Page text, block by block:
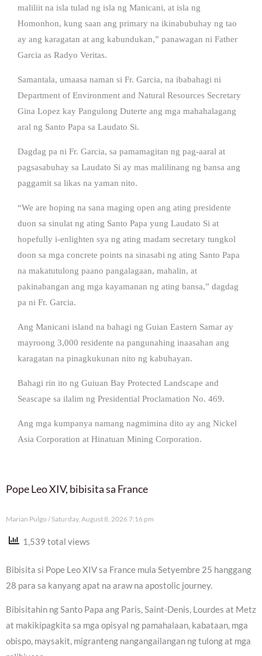
maliliit na isla tulad ng isla ng Manicani, at isla ng
Homonhon, kung saan ang primary na ikinabubuhay ng tao
ay ang karagatan at ang kabundukan,” panawagan ni Father
Garcia as Radyo Veritas.
Samantala, umaasa naman si Fr. Garcia, na ibabahagi ni
Department of Environment and Natural Resources Secretary
Gina Lopez kay Pangulong Duterte ang mga mahahalagang
aral ng Santo Papa sa Laudato Si.
Dagdag pa ni Fr. Garcia, sa pamamagitan ng pag-aaral at
pagsasabuhay sa Laudato Si ay mas malilinang ng bansa ang
paggamit sa likas na yaman nito.
“We are hoping na sana maging open ang ating presidente
duon sa sinulat ng ating Santo Papa yung Laudato Si at
hopefully i-enlighten sya ng ating madam secretary tungkol
doon sa mga concrete points na sinasabi ng ating Santo Papa
na makatutulong paano pangalagaan, mahalin, at
pakinabangan ang mga kayamanan ng ating bansa,” dagdag
pa ni Fr. Garcia.
Ang Manicani island na bahagi ng Guian Eastern Samar ay
mayroong 3,000 residente na pangunahing inaasahan ang
karagatan na pinagkukunan nito ng kabuhayan.
Bahagi rin ito ng Guiuan Bay Protected Landscape and
Seascape sa ilalim ng Presidential Proclamation No. 469.
Ang mga kumpanya namang nagmimina dito ay ang Nickel
Asia Corporation at Hinatuan Mining Corporation.
Pope Leo XIV, bibisita sa France
Marian Pulgo Saturday, August 8, 2026 7:16 pm
1,539 total views
Bibisita si Pope Leo XIV sa France mula Setyembre 25 hanggang
28 para sa kanyang apat na araw na apostolic journey.
Bibisitahin ng Santo Papa ang Paris, Saint-Denis, Lourdes at Metz
at makikipagkita sa mga opisyal ng pamahalaan, kabataan, mga
obispo, maysakit, migranteng nangangailangan ng tulong at mga